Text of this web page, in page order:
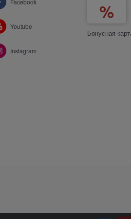
Youtube
Instagram
Бонусная